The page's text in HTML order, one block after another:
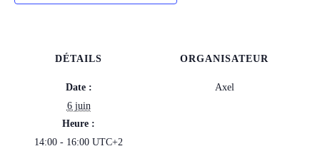
DÉTAILS
Date :
6 juin
Heure :
14:00 - 16:00 UTC+2
ORGANISATEUR
Axel